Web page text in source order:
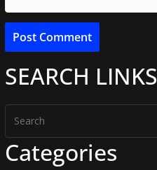
SEARCH LINKS
Categories